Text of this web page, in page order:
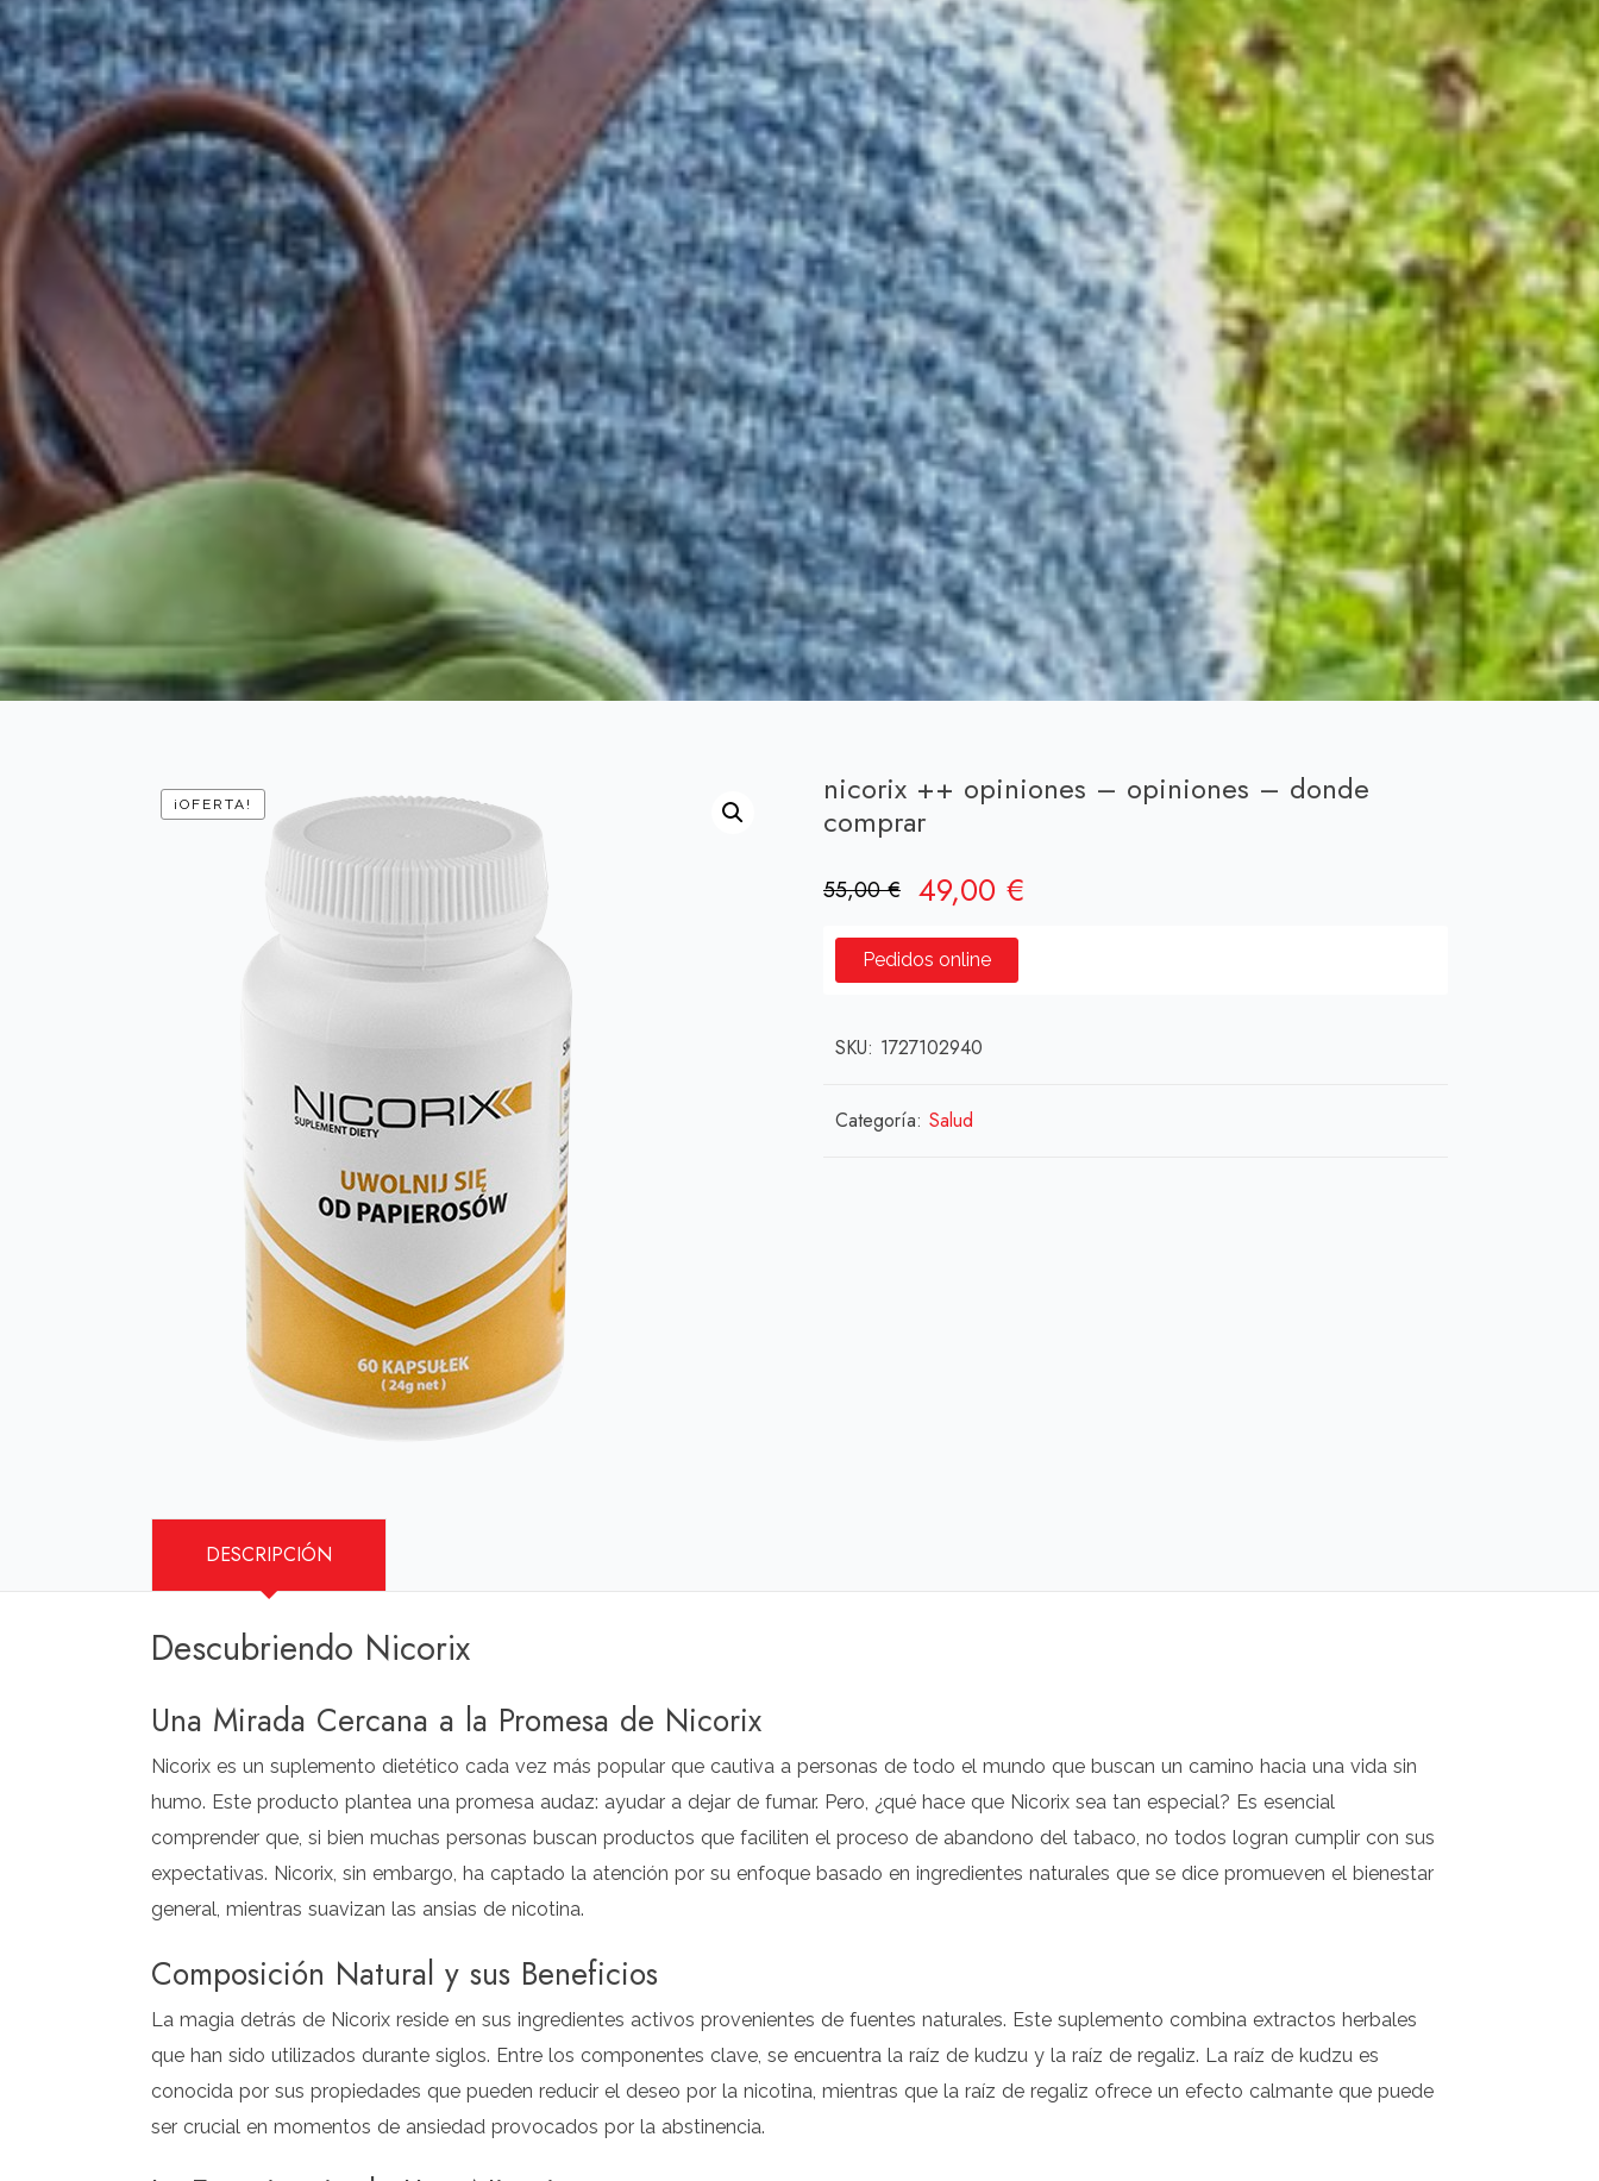
¡OFERTA!
nicorix ++ opiniones – opiniones – donde
comprar
55,00€ El
original
era:
55,00 €.
49,00 €
Pedidos online
SKU: 1727102940
Categoría: Salud
DESCRIPCIÓN
Descubriendo Nicorix
Una Mirada Cercana a la Promesa de Nicorix
Nicorix es un suplemento dietético cada vez más popular que cautiva a personas de todo el mundo que buscan un camino hacia una vida sin
humo. Este producto plantea una promesa audaz: ayudar a dejar de fumar. Pero, ¿qué hace que Nicorix sea tan especial? Es esencial
comprender que, si bien muchas personas buscan productos que faciliten el proceso de abandono del tabaco, no todos logran cumplir con sus
expectativas. Nicorix, sin embargo, ha captado la atención por su enfoque basado en ingredientes naturales que se dice promueven el bienestar
general, mientras suavizan las ansias de nicotina.
Composición Natural y sus Beneficios
La magia detrás de Nicorix reside en sus ingredientes activos provenientes de fuentes naturales. Este suplemento combina extractos herbales
que han sido utilizados durante siglos. Entre los componentes clave, se encuentra la raíz de kudzu y la raíz de regaliz. La raíz de kudzu es
conocida por sus propiedades que pueden reducir el deseo por la nicotina, mientras que la raíz de regaliz ofrece un efecto calmante que puede
ser crucial en momentos de ansiedad provocados por la abstinencia.